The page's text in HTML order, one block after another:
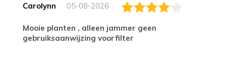
Carolynn 05-08-2026
Mooie planten , alleen jammer geen
gebruiksaanwijzing voorfilter